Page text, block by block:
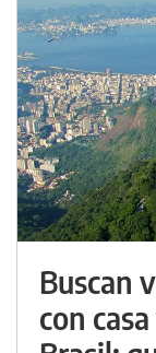
Buscan
con